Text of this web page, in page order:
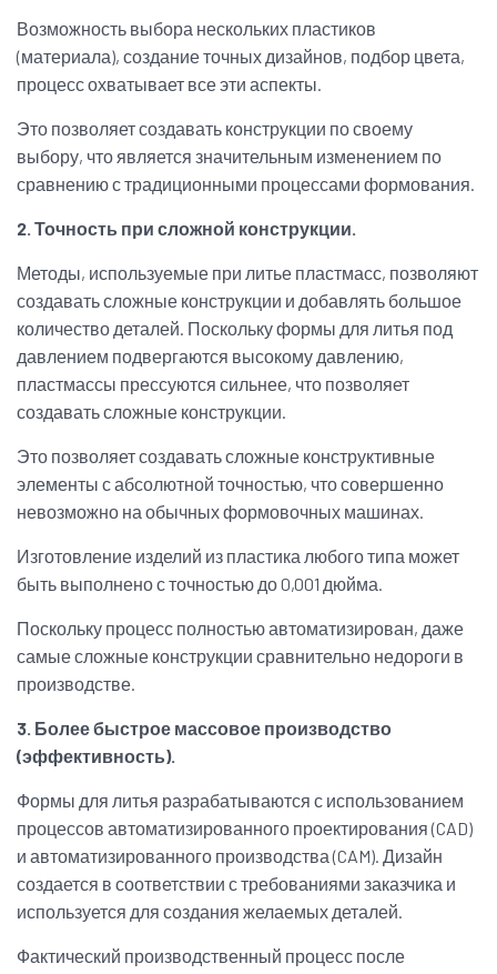
Возможность выбора нескольких пластиков
(материала), создание точных дизайнов, подбор цвета,
процесс охватывает все эти аспекты.
Это позволяет создавать конструкции по своему
выбору, что является значительным изменением по
сравнению с традиционными процессами формования.
2. Точность при сложной конструкции.
Методы, используемые при литье пластмасс, позволяют
создавать сложные конструкции и добавлять большое
количество деталей. Поскольку формы для литья под
давлением подвергаются высокому давлению,
пластмассы прессуются сильнее, что позволяет
создавать сложные конструкции.
Это позволяет создавать сложные конструктивные
элементы с абсолютной точностью, что совершенно
невозможно на обычных формовочных машинах.
Изготовление изделий из пластика любого типа может
быть выполнено с точностью до 0,001 дюйма.
Поскольку процесс полностью автоматизирован, даже
самые сложные конструкции сравнительно недороги в
производстве.
3. Более быстрое массовое производство
(эффективность).
Формы для литья разрабатываются с использованием
процессов автоматизированного проектирования (CAD)
и автоматизированного производства (CAM). Дизайн
создается в соответствии с требованиями заказчика и
используется для создания желаемых деталей.
Фактический производственный процесс после